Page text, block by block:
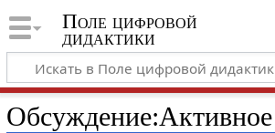
Поле цифровой
дидактики
Обсуждение:Активное